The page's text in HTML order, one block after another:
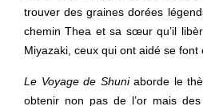
trouver des graines dorées
chemin Thea et sa sœur qu’il
Miyazaki, ceux qui ont aidé se font
Le Voyage de Shuniaborde le
obtenir non pas de l’or mais